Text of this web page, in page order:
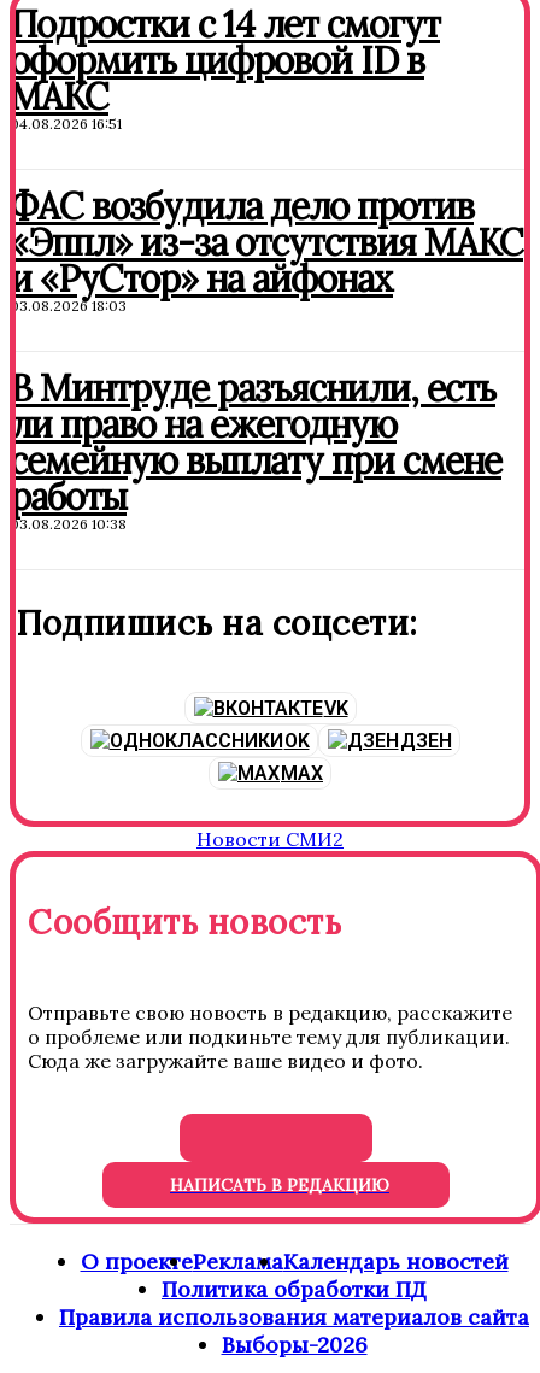
Подростки с 14 лет смогут
оформить цифровой ID в
МАКС
04.08.2026 16:51
ФАС возбудила дело против
«Эппл» из-за отсутствия МАКС
и «РуСтор» на айфонах
03.08.2026 18:03
В Минтруде разъяснили, есть
ли право на ежегодную
семейную выплату при смене
работы
03.08.2026 10:38
Подпишись на соцсети:
VK
OK
ДЗЕН
MAX
Новости СМИ2
Сообщить новость
Отправьте свою новость в редакцию, расскажите
о проблеме или подкиньте тему для публикации.
Сюда же загружайте ваше видео и фото.
НАПИСАТЬ В РЕДАКЦИЮ
О проектеРекламаКалендарь новостей
Политика обработки ПД
Правила использования материалов сайта
Выборы-2026